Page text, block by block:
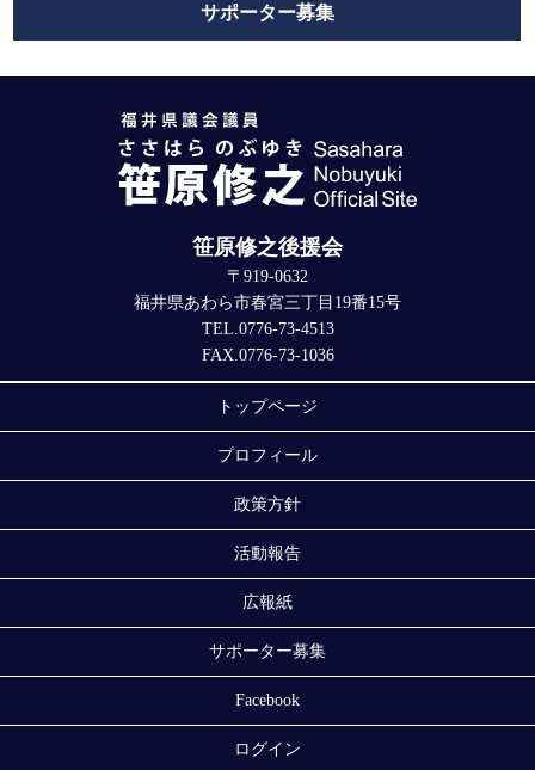
サポーター募集
笹原修之後援会
〒919-0632
福井県あわら市春宮三丁目19番15号
TEL.0776-73-4513
FAX.0776-73-1036
トップページ
プロフィール
政策方針
活動報告
広報紙
サポーター募集
Facebook
ログイン